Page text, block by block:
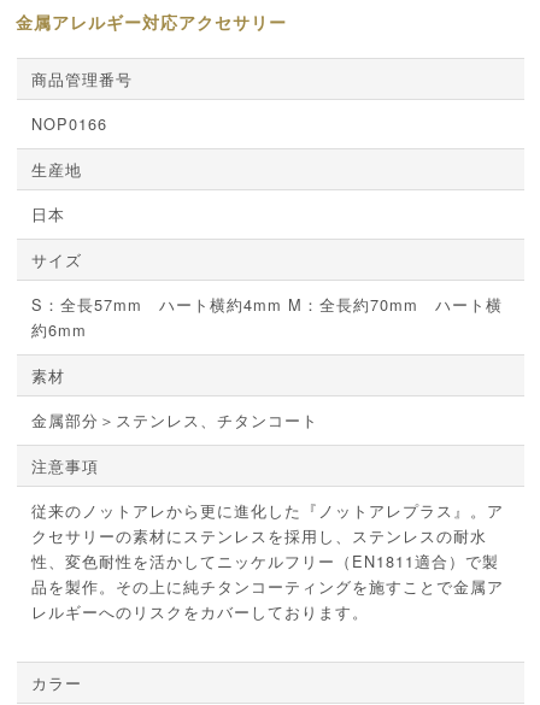
金属アレルギー対応アクセサリー
商品管理番号
NOP0166
生産地
日本
サイズ
S：全長57mm ハート横約4mm M：全長約70mm ハート横
約6mm
素材
金属部分＞ステンレス、チタンコート
注意事項
従来のノットアレから更に進化した『ノットアレプラス』。ア
クセサリーの素材にステンレスを採用し、ステンレスの耐水
性、変色耐性を活かしてニッケルフリー（EN1811適合）で製
品を製作。その上に純チタンコーティングを施すことで金属ア
レルギーへのリスクをカバーしております。
カラー